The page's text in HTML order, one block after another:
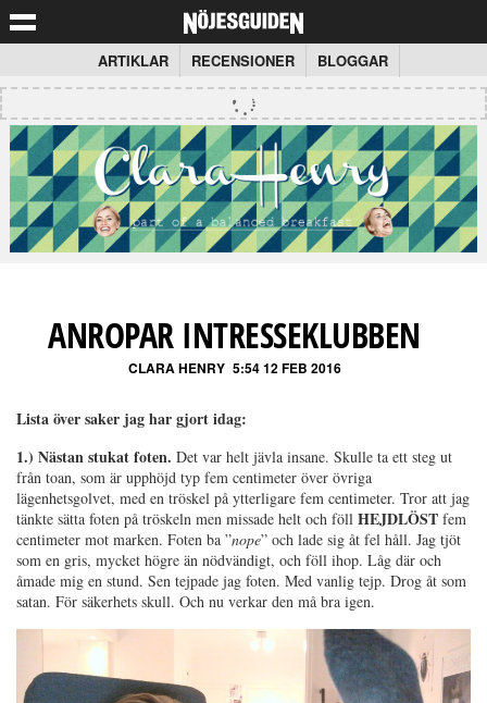
ARTIKLAR RECENSIONER BLOGGAR
ANROPAR INTRESSEKLUBBEN
CLARA HENRY 5:54 12 FEB 2016
Lista över saker jag har gjort idag:
1.) Nästan stukat foten. Det var helt jävla insane. Skulle ta ett steg ut
från toan, som är upphöjd typ fem centimeter över övriga
lägenhetsgolvet, med en tröskel på ytterligare fem centimeter. Tror att jag
tänkte sätta foten på tröskeln men missade helt och föll HEJDLÖST fem
centimeter mot marken. Foten ba ”nope” och lade sig åt fel håll. Jag tjöt
som en gris, mycket högre än nödvändigt, och föll ihop. Låg där och
åmade mig en stund. Sen tejpade jag foten. Med vanlig tejp. Drog åt som
satan. För säkerhets skull. Och nu verkar den må bra igen.